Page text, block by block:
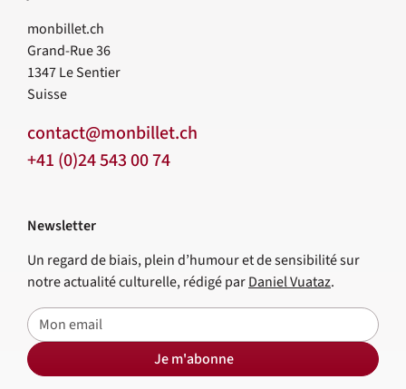
monbillet.ch
Grand-Rue 36
1347Le Sentier
Suisse
contact@monbillet.ch
+41 (0)24 543 00 74
Newsletter
Un regard de biais, plein d’humour et de sensibilité sur
notre actualité culturelle, rédigé parDaniel Vuataz.
E-mail
Je m'abonne